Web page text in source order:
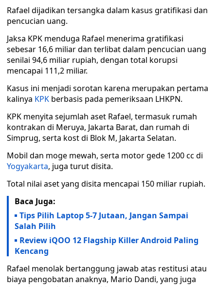
Rafael dijadikan tersangka dalam kasus gratifikasi dan
pencucian uang.
Jaksa KPK menduga Rafael menerima gratifikasi
sebesar 16,6 miliar dan terlibat dalam pencucian uang
senilai 94,6 miliar rupiah, dengan total korupsi
mencapai 111,2 miliar.
Kasus ini menjadi sorotan karena merupakan pertama
kalinya KPK berbasis pada pemeriksaan LHKPN.
KPK menyita sejumlah aset Rafael, termasuk rumah
kontrakan di Meruya, Jakarta Barat, dan rumah di
Simprug, serta kost di Blok M, Jakarta Selatan.
Mobil dan moge mewah, serta motor gede 1200 cc di
Yogyakarta, juga turut disita.
Total nilai aset yang disita mencapai 150 miliar rupiah.
Baca Juga:
Tips Pilih Laptop 5-7 Jutaan, Jangan Sampai
Salah Pilih
Review iQOO 12 Flagship Killer Android Paling
Kencang
Rafael menolak bertanggung jawab atas restitusi atau
biaya pengobatan anaknya, Mario Dandi, yang juga